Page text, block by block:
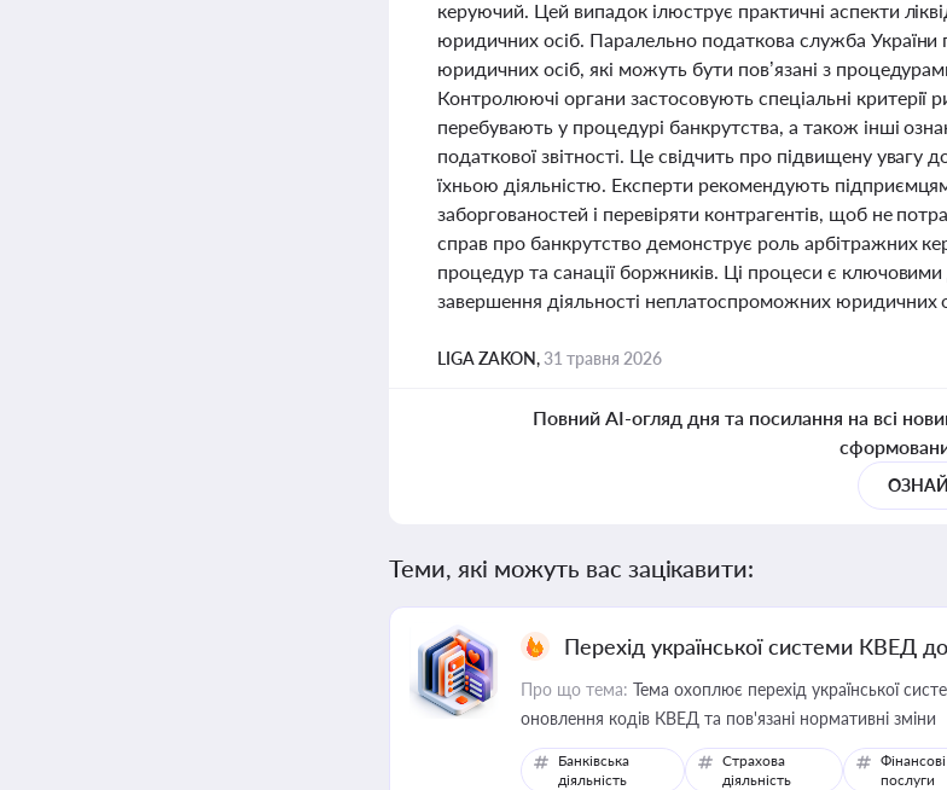
керуючий. Цей випадок ілюструє практичні аспекти
юридичних осіб. Паралельно податкова служба
юридичних осіб, які можуть бути пов’язані з
Контролюючі органи застосовують спеціальні критерії
перебувають у процедурі банкрутства, а також інші
податкової звітності. Це свідчить про підвищену увагу
їхньою діяльністю. Експерти рекомендують
заборгованостей і перевіряти контрагентів, щоб не
справ про банкрутство демонструє роль арбітражних
процедур та санації боржників. Ці процеси є
завершення діяльності неплатоспроможних юридичних
LIGA ZAKON,31 травня 2026
Повний AI-огляд дня та посилання на всі
Теми, які можуть вас зацікавити:
Перехід української системи КВЕД
Про що тема: Тема охоплює перехід української
оновлення кодів КВЕД та пов'язані нормативні зміни
Банківська
діяльність
Страхова
діяльність
Фінансові
послуги